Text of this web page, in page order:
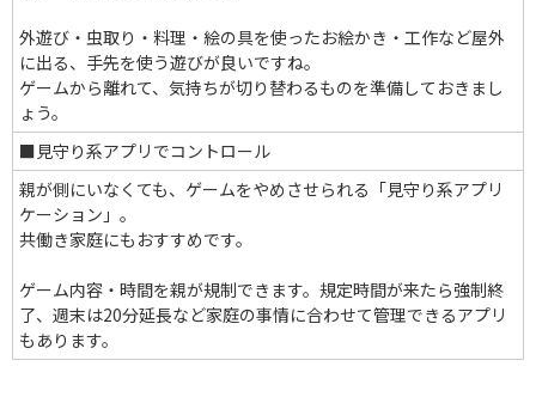
外遊び・虫取り・料理・絵の具を使ったお絵かき・工作など屋外
に出る、手先を使う遊びが良いですね。
ゲームから離れて、気持ちが切り替わるものを準備しておきまし
ょう。
■見守り系アプリでコントロール
親が側にいなくても、ゲームをやめさせられる「見守り系アプリ
ケーション」。
共働き家庭にもおすすめです。
ゲーム内容・時間を親が規制できます。規定時間が来たら強制終
了、週末は20分延長など家庭の事情に合わせて管理できるアプリ
もあります。